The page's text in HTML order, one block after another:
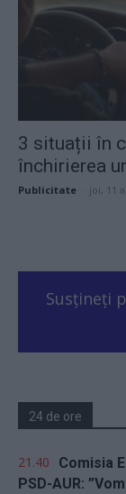
3 situații în
închirierea
Publicitate joi, 11
Susțineți
24 de ore
21.40
Comisia
PSD-AUR: